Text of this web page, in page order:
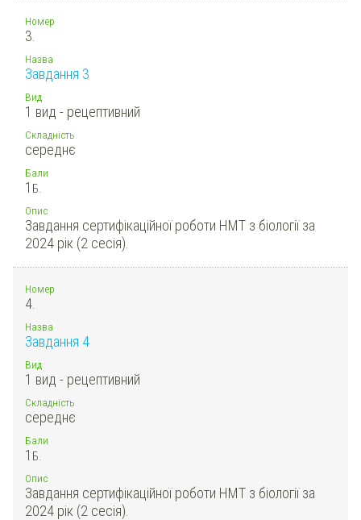
Номер
3.
Назва
Завдання 3
Вид
1 вид - рецептивний
Складність
середнє
Бали
1 Б.
Опис
Завдання сертифікаційної роботи НМТ з біології за
2024 рік (2 сесія).
Номер
4.
Назва
Завдання 4
Вид
1 вид - рецептивний
Складність
середнє
Бали
1 Б.
Опис
Завдання сертифікаційної роботи НМТ з біології за
2024 рік (2 сесія).